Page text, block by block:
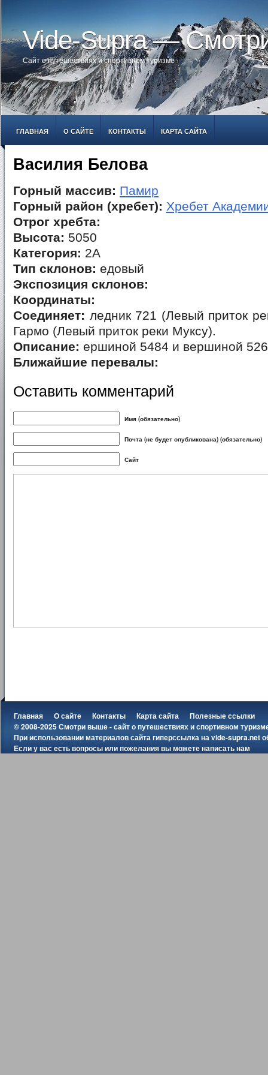
Vide-Supra —
Сайт о путешествиях и спортивном туризме
ГЛАВНАЯ О САЙТЕ КОНТАКТЫ КАРТА САЙТА
Василия Белова
Горный массив: Памир
Горный район (хребет): Хребет
Отрог хребта:
Высота: 5050
Категория: 2А
Тип склонов: едовый
Экспозиция склонов:
Координаты:
Соединяет: ледник 721 (Левый приток
Гармо (Левый приток реки Муксу).
Описание: ершиной 5484 и вершиной
Ближайшие перевалы:
Оставить комментарий
Имя (обязательно)
Почта (не будет опубликована) (обязательно)
Сайт
Главная О сайте Контакты Карта сайта
Полезные ссылки
© 2008-2025 Смотри выше - сайт о путешествиях и спортивном
При использовании материалов сайта гиперссылка наvide-supra.net
Если у вас есть вопросы или пожелания вы можетенаписать нам